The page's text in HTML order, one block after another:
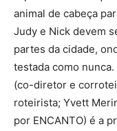
animal de cabeça
Judy e Nick devem
partes da cidade,
testada como
(co-diretor e
roteirista; Yvett
por ENCANTO) é a